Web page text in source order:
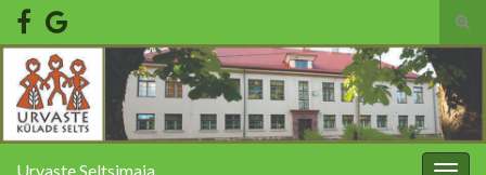
Search for:
Urvaste Seltsimaja